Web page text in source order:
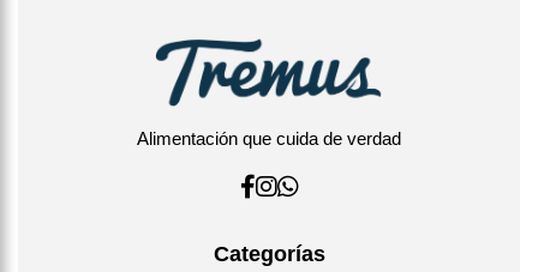
Alimentación que cuida de verdad
Categorías